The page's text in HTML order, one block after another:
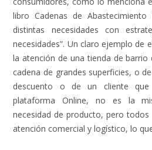
libro Cadenas de Abastecimiento
distintas necesidades con
necesidades”. Un claro ejemplo de
la atención de una tienda de
cadena de grandes superficies, o
descuento o de un cliente
plataforma Online, no es la
necesidad de producto, pero
atención comercial y logístico, lo